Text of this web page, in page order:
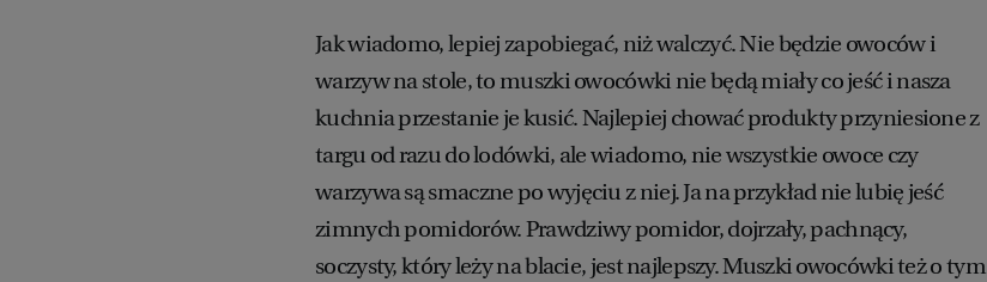
Jak wiadomo, lepiej zapobiegać, niż walczyć. Nie będzie owoców i
warzyw na stole, to muszki owocówki nie będą miały co jeść i nasza
kuchnia przestanie je kusić. Najlepiej chować produkty przyniesione z
targu od razu do lodówki, ale wiadomo, nie wszystkie owoce czy
warzywa są smaczne po wyjęciu z niej. Ja na przykład nie lubię jeść
zimnych pomidorów. Prawdziwy pomidor, dojrzały, pachnący,
soczysty, który leży na blacie, jest najlepszy. Muszki owocówki też o tym